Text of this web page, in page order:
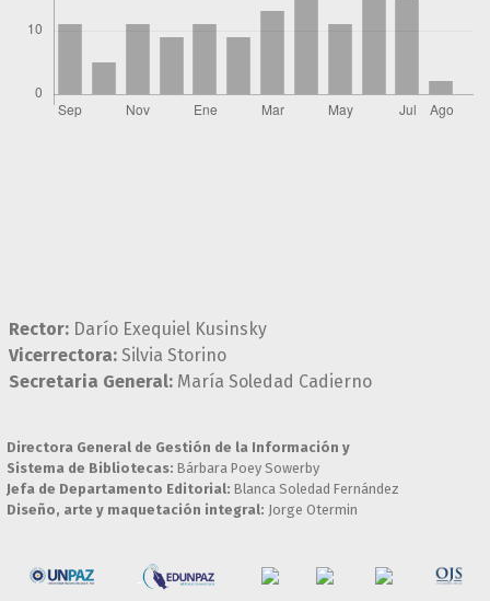
Rector: Darío Exequiel Kusinsky
Vicerrectora: Silvia Storino
Secretaria General: María Soledad Cadierno
Directora General de Gestión de la Información y
Sistema de Bibliotecas: Bárbara Poey Sowerby
Jefa de Departamento Editorial: Blanca Soledad Fernández
Diseño, arte y maquetación integral: Jorge Otermin